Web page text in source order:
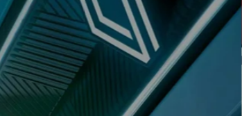
especializados no pós-venda
de vários serviços de
automóvel e venda de peças
acessórios